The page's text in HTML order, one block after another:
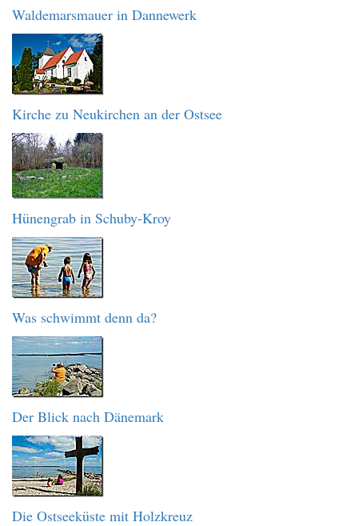
Waldemarsmauer in Dannewerk
Kirche zu Neukirchen an der Ostsee
Hünengrab in Schuby-Kroy
Was schwimmt denn da?
Der Blick nach Dänemark
Die Ostseeküste mit Holzkreuz